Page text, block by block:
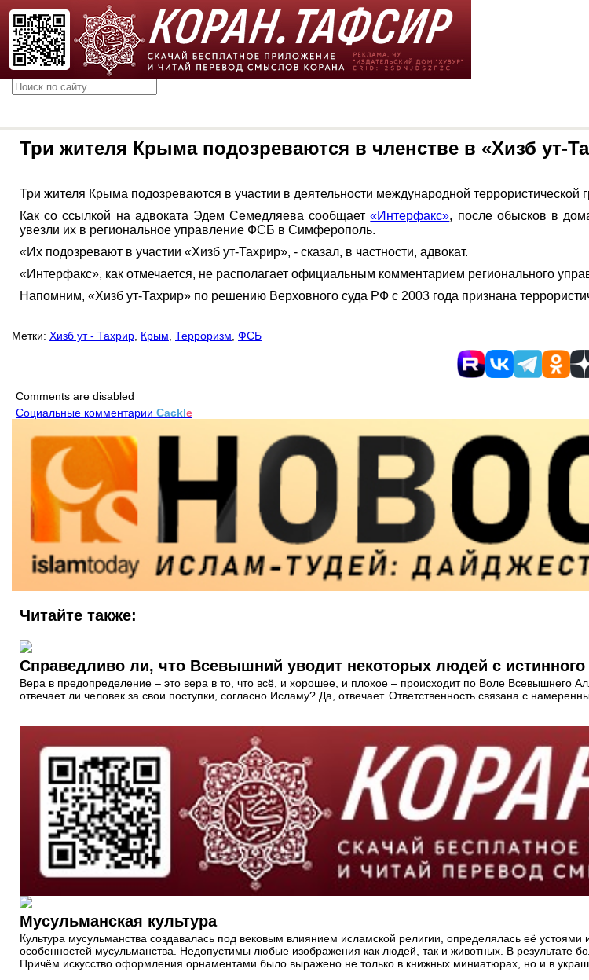
Три жителя Крыма подозреваются в членстве в «Хизб ут-
Три жителя Крыма подозреваются в участии в деятельности международной террористической
Как со ссылкой на адвоката Эдем Семедляева сообщает«Интерфакс», после обысков в
увезли их в региональное управление ФСБ в Симферополь.
«Их подозревают в участии «Хизб ут-Тахрир», - сказал, в частности, адвокат.
«Интерфакс», как отмечается, не располагает официальным комментарием регионального
Напомним, «Хизб ут-Тахрир» по решению Верховного суда РФ с 2003 года признана
Метки: Хизб ут - Тахрир Крым Терроризм ФСБ
Comments are disabled
Социальные комментарии Cackle
Читайте также:
Справедливо ли, что Всевышний уводит некоторых людей с истинного
Вера в предопределение – это вера в то, что всё, и хорошее, и плохое – происходит по Воле Всевышнего
отвечает ли человек за свои поступки, согласно Исламу? Да, отвечает. Ответственность связана с
Мусульманская культура
Культура мусульманства создавалась под вековым влиянием исламской религии, определялась её
особенностей мусульманства. Недопустимы любые изображения как людей, так и животных. В результате
Причём искусство оформления орнаментами было выражено не только в книжных миниатюрах, но и в